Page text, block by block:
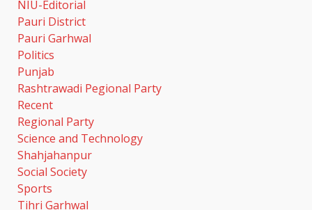
NIU-Editorial
Pauri District
Pauri Garhwal
Politics
Punjab
Rashtrawadi Pegional Party
Recent
Regional Party
Science and Technology
Shahjahanpur
Social Society
Sports
Tihri Garhwal